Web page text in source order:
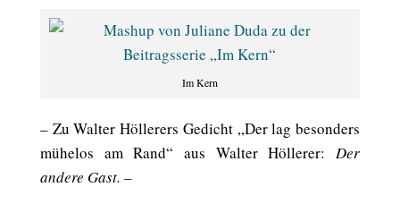
Im Kern
– Zu Walter Höllerers Gedicht „Der lag besonders
mühelos am Rand“ aus Walter Höllerer:Der
andere Gast. –